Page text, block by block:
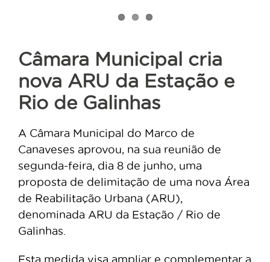
Câmara Municipal cria
nova ARU da Estação e
Rio de Galinhas
A Câmara Municipal do Marco de
Canaveses aprovou, na sua reunião de
segunda-feira, dia 8 de junho, uma
proposta de delimitação de uma nova Área
de Reabilitação Urbana (ARU),
denominada ARU da Estação / Rio de
Galinhas.
Esta medida visa ampliar e complementar a